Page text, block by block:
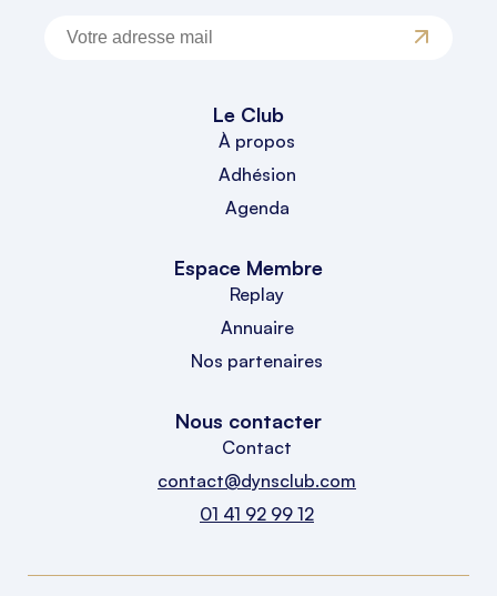
Le Club
À propos
Adhésion
Agenda
Espace Membre
Replay
Annuaire
Nos partenaires
Nous contacter
Contact
contact@dynsclub.com
01 41 92 99 12